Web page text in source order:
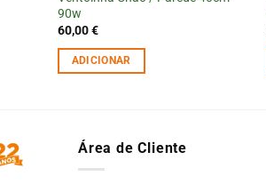
90w
60,00€
ADICIONAR
Área de Cliente